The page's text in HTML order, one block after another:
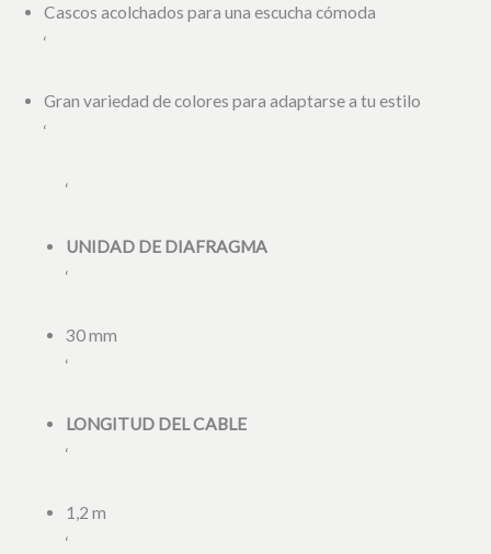
Cascos acolchados para una escucha cómoda
‘
Gran variedad de colores para adaptarse a tu estilo
‘
‘
UNIDAD DE DIAFRAGMA
‘
30 mm
‘
LONGITUD DEL CABLE
‘
1,2 m
‘